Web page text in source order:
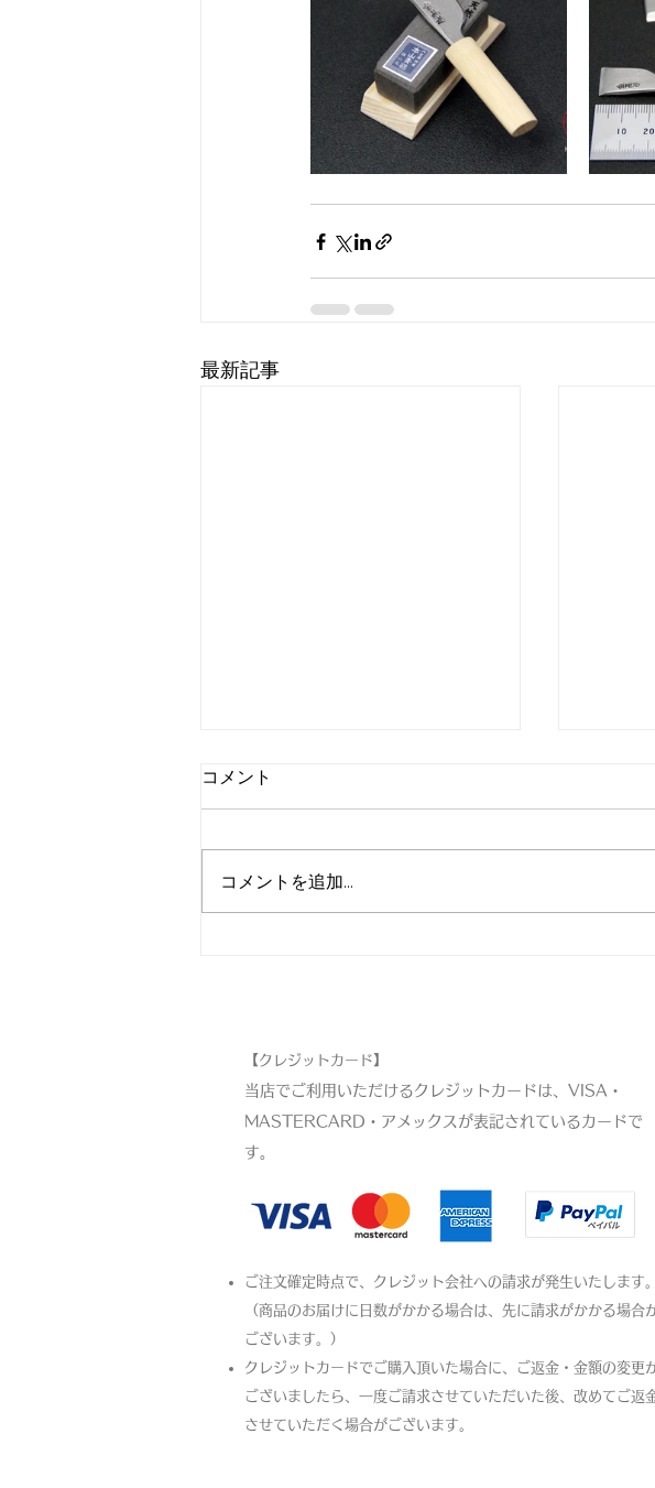
最新記事
刃物まつり！SALE
皮裁ち
コメント
コメントを追加…
【クレジットカード】
当店でご利用いただけるクレジットカードは、VISA・
MASTERCARD・アメックスが表記されているカードで
す。​
ご注文確定時点で、クレジット会社への請求が発生いたします。
（商品のお届けに日数がかかる場合は、先に請求がかかる場合
ございます。）
クレジットカードでご購入頂いた場合に、ご返金・金額の変更
ございましたら、一度ご請求させていただいた後、改めてご返
させていただく場合がございます。